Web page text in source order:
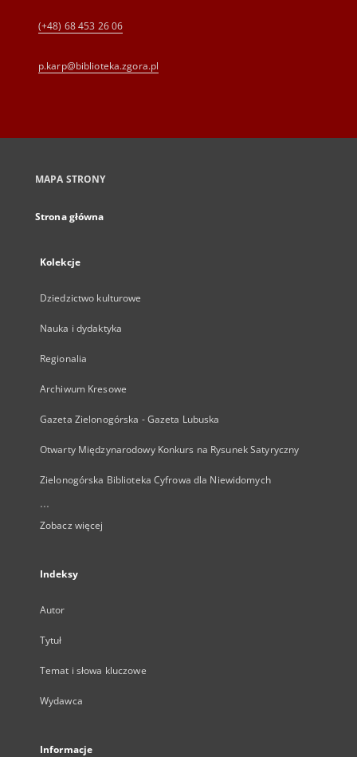
(+48) 68 453 26 06
p.karp@biblioteka.zgora.pl
MAPA STRONY
Strona główna
Kolekcje
Dziedzictwo kulturowe
Nauka i dydaktyka
Regionalia
Archiwum Kresowe
Gazeta Zielonogórska - Gazeta Lubuska
Otwarty Międzynarodowy Konkurs na Rysunek Satyryczny
Zielonogórska Biblioteka Cyfrowa dla Niewidomych
...
Zobacz więcej
Indeksy
Autor
Tytuł
Temat i słowa kluczowe
Wydawca
Informacje